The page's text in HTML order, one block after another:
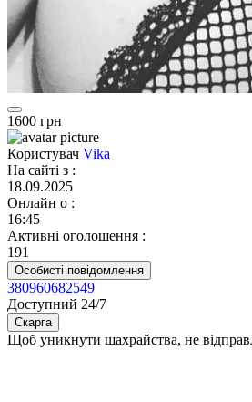
1600 грн
Користувач Vika
На сайті з :
18.09.2025
Онлайн о :
16:45
Активні оголошення :
191
Особисті повідомлення
380960682549
Доступний 24/7
Скарга
Щоб уникнути шахрайства, не